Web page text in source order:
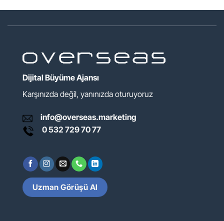
Dijital Büyüme Ajansı
Karşınızda değil, yanınızda oturuyoruz
info@overseas.marketing
0 532 729 70 77
Uzman Görüşü Al